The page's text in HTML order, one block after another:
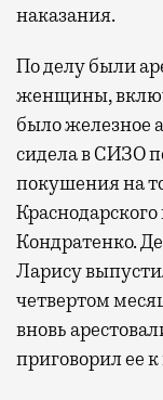
наказания.
По делу были
женщины,
было железное
сидела в СИЗО
покушения на
Кондратенко.
Ларису
четвертом
вновь
приговорил ее